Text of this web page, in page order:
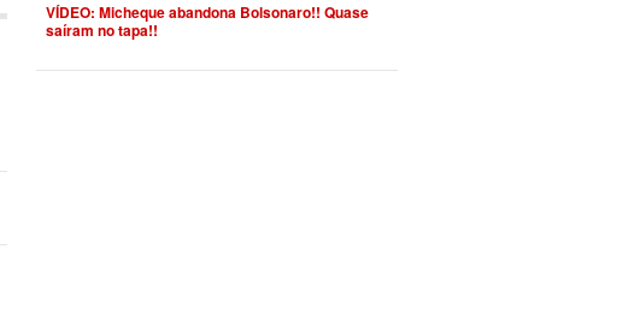
VÍDEO: Micheque abandona Bolsonaro!! Quase
saíram no tapa!!